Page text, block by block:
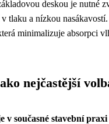
deskou je nutné
tlaku a nízkou
minimalizuje absorpci
nejčastější
současné stavební praxi